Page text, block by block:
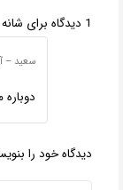
1 دیدگاه برای
سعید–
دیدگاه خود را